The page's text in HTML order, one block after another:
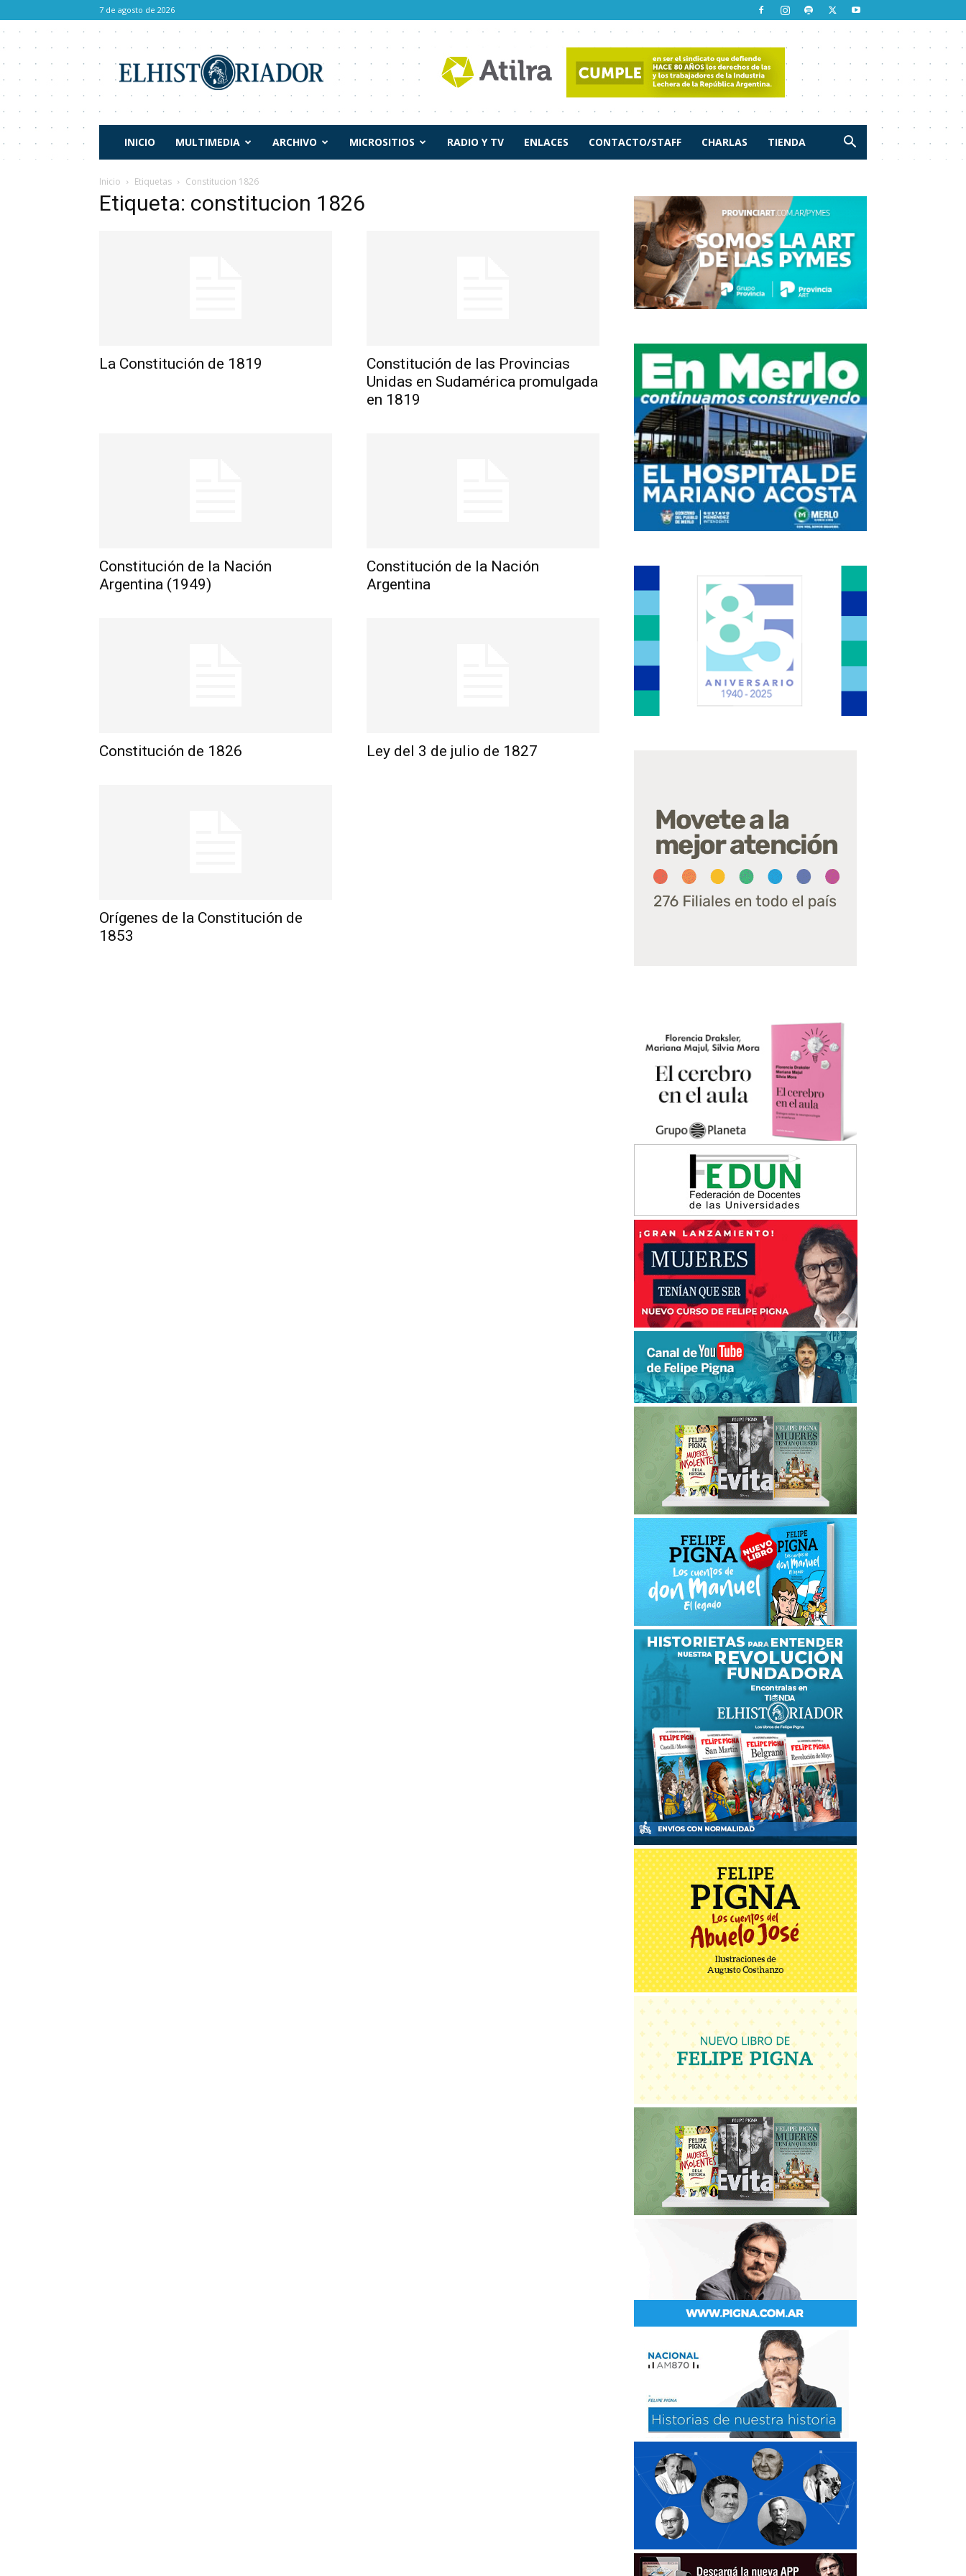
7 de agosto de 2026
Historiador
INICIO MULTIMEDIA ARCHIVO MICROSITIOS RADIO Y TV ENLACES CONTACTO/STAFF CHARLAS TIENDA
Inicio Etiquetas Constitucion 1826
Etiqueta: constitucion 1826
La Constitución de 1819
Constitución de las Provincias
Unidas en Sudamérica promulgada
en 1819
Constitución de la Nación
Argentina (1949)
Constitución de la Nación
Argentina
Constitución de 1826 Ley del 3 de julio de 1827
Orígenes de la Constitución de
1853